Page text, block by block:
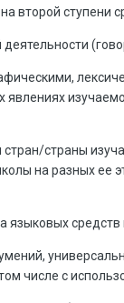
второй ступени
страны
на разных ее
языковых
числе с